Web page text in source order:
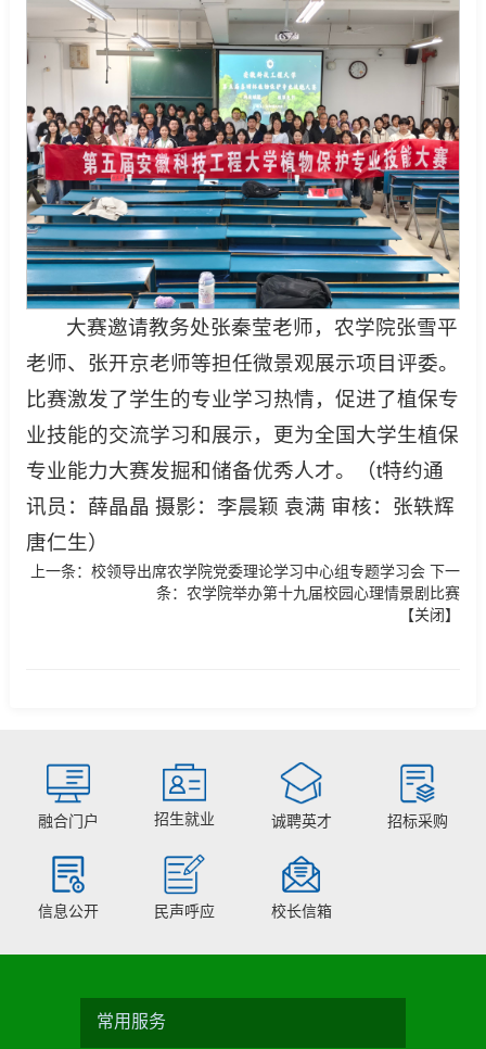
大赛邀请教务处张秦莹老师，农学院张雪平
老师、张开京老师等担任微景观展示项目评委。
比赛激发了学生的专业学习热情，促进了植保专
业技能的交流学习和展示，更为全国大学生植保
专业能力大赛发掘和储备优秀人才。（t特约通
讯员：薛晶晶 摄影：李晨颖 袁满 审核：张轶辉
唐仁生）
上一条：校领导出席农学院党委理论学习中心组专题学习会 下一
条：农学院举办第十九届校园心理情景剧比赛
【关闭】
融合门户 招生就业 诚聘英才 招标采购
信息公开 民声呼应 校长信箱
常用服务